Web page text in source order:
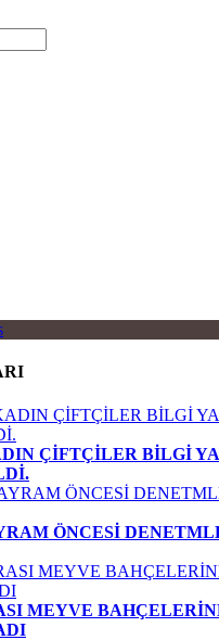
ÇİFTÇİLER BİLGİ
ÖNCESİ
MEYVE